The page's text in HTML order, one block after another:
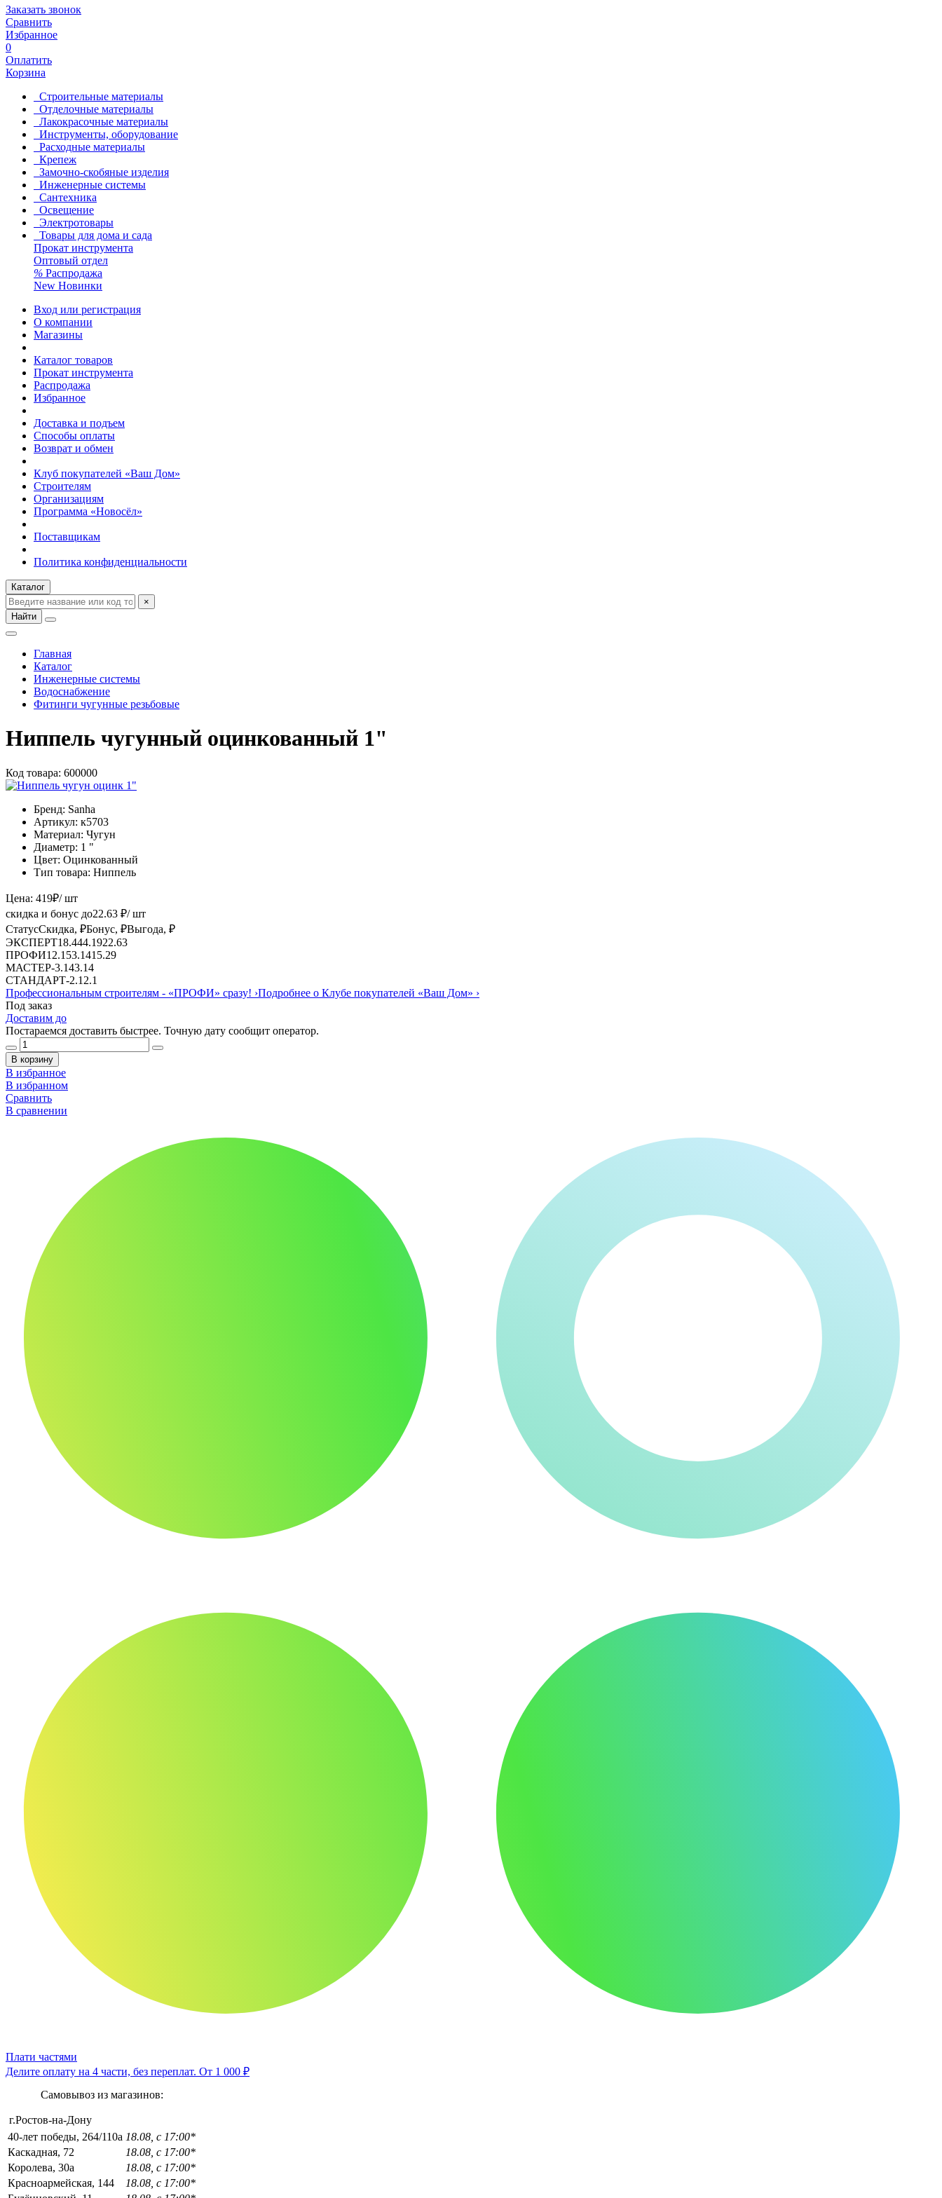
Заказать звонок
Сравнить
Избранное
0
Оплатить
Корзина
Строительные материалы
Отделочные материалы
Лакокрасочные материалы
Инструменты, оборудование
Расходные материалы
Крепеж
Замочно-скобяные изделия
Инженерные системы
Сантехника
Освещение
Электротовары
Товары для дома и сада
Прокат инструмента
Оптовый отдел
% Распродажа
New Новинки
Вход или регистрация
О компании
Магазины
Каталог товаров
Прокат инструмента
Распродажа
Избранное
Доставка и подъем
Способы оплаты
Возврат и обмен
Клуб покупателей «Ваш Дом»
Строителям
Организациям
Программа «Новосёл»
Поставщикам
Политика конфиденциальности
Каталог
×
Найти
Главная
Каталог
Инженерные системы
Водоснабжение
Фитинги чугунные резьбовые
Ниппель чугунный оцинкованный 1"
Код товара: 600000
Бренд: Sanha
Артикул: к5703
Материал: Чугун
Диаметр: 1 "
Цвет: Оцинкованный
Тип товара: Ниппель
Цена: 419₽/ шт
скидка и бонус до22.63 ₽/ шт
СтатусСкидка, ₽Бонус, ₽Выгода, ₽
ЭКСПЕРТ18.444.1922.63
ПРОФИ12.153.1415.29
МАСТЕР-3.143.14
СТАНДАРТ-2.1 2.1
Профессиональным строителям - «ПРОФИ» сразу! ›Подробнее о Клубе покупателей «Ваш Дом» ›
Под заказ
Доставим до
Постараемся доставить быстрее. Точную дату сообщит оператор.
В корзину
В избранное
В избранном
Сравнить
В сравнении
Плати частями
Делите оплату на 4 части, без переплат. От 1 000 ₽
Самовывоз из магазинов:
г.Ростов-на-Дону
40-лет победы, 264/110а 18.08, с 17:00*
Каскадная, 72
18.08, с 17:00*
Королева, 30а
18.08, с 17:00*
Красноармейская, 144
18.08, с 17:00*